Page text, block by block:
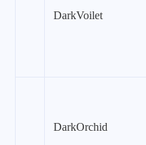
DarkVoilet
DarkOrchid